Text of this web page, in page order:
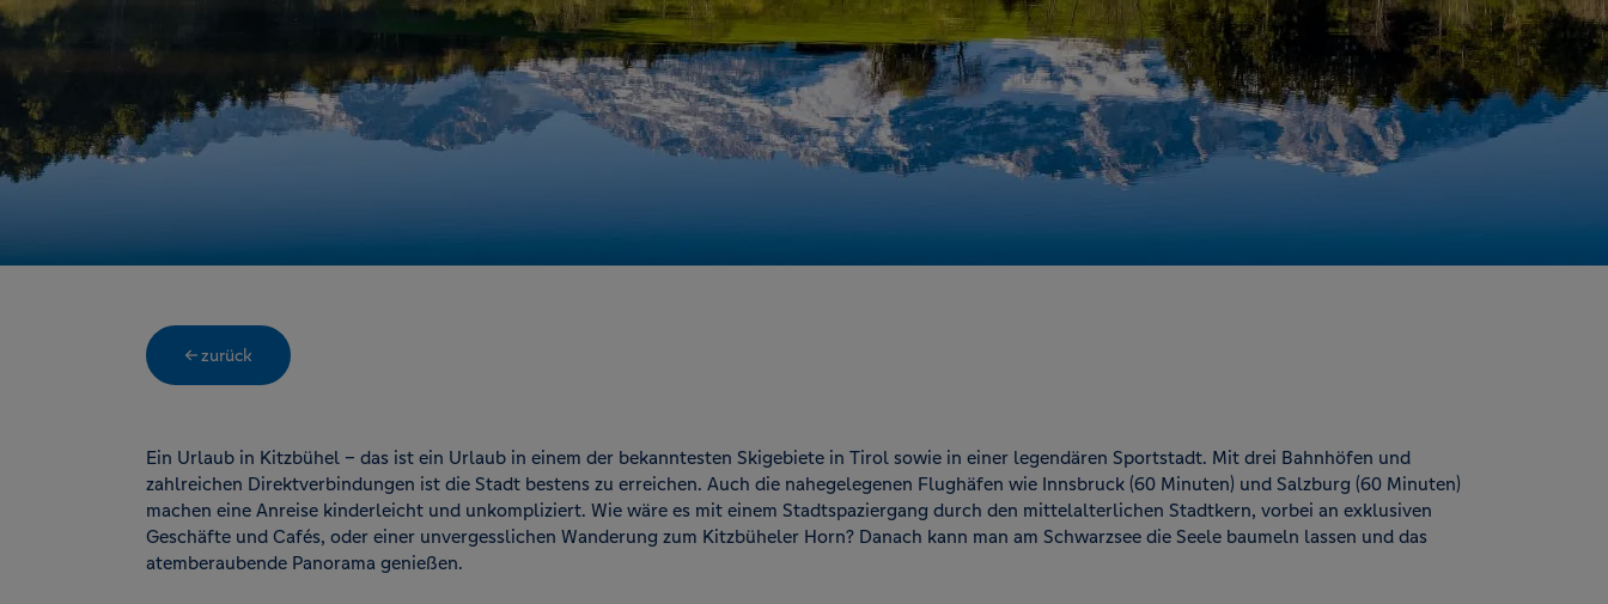
← zurück
Ein Urlaub in Kitzbühel – das ist ein Urlaub in einem der bekanntesten Skigebiete in Tirol sowie in einer legendären Sportstadt. Mit drei Bahnhöfen und
zahlreichen Direktverbindungen ist die Stadt bestens zu erreichen. Auch die nahegelegenen Flughäfen wie Innsbruck (60 Minuten) und Salzburg (60 Minuten)
machen eine Anreise kinderleicht und unkompliziert. Wie wäre es mit einem Stadtspaziergang durch den mittelalterlichen Stadtkern, vorbei an exklusiven
Geschäfte und Cafés, oder einer unvergesslichen Wanderung zum Kitzbüheler Horn? Danach kann man am Schwarzsee die Seele baumeln lassen und das
atemberaubende Panorama genießen.